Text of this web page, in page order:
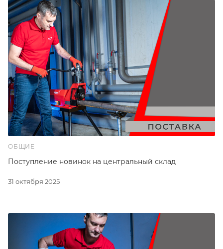
ОБЩИЕ
31 октября 2025
Поступление новинок на центральный склад